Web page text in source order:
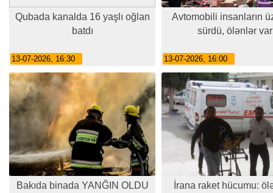
Qubada kanalda 16 yaşlı oğlan
batdı
13-07-2026, 16:30
Avtomobili insanların
sürdü, ölənlər var
13-07-2026, 16:00
Bakıda binada YANĞIN OLDU İrana raket hücumu: